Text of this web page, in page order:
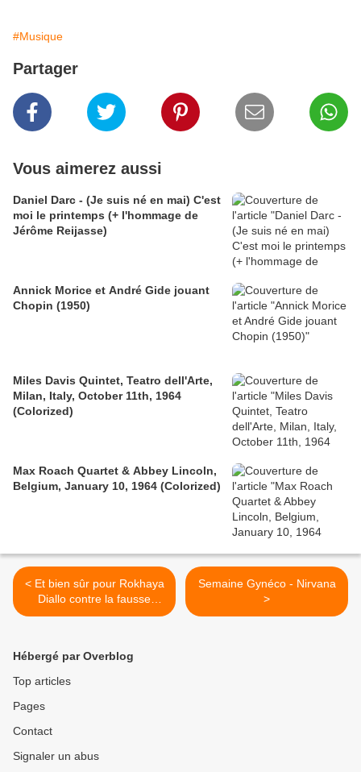
#Musique
Partager
Vous aimerez aussi
Daniel Darc - (Je suis né en mai) C'est
moi le printemps (+ l'hommage de
Jérôme Reijasse)
Annick Morice et André Gide jouant
Chopin (1950)
Miles Davis Quintet, Teatro dell'Arte,
Milan, Italy, October 11th, 1964
(Colorized)
Max Roach Quartet & Abbey Lincoln,
Belgium, January 10, 1964 (Colorized)
< Et bien sûr pour Rokhaya
Diallo contre la fausse
sceptique et vrai néo-con
Semaine Gynéco - Nirvana
>
Hébergé par Overblog
Top articles
Pages
Contact
Signaler un abus